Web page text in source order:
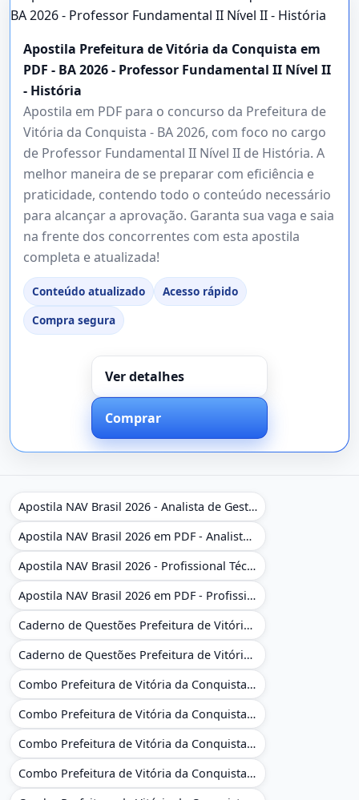
Apostila Prefeitura de Vitória da Conquista em
PDF - BA 2026 - Professor Fundamental II Nível II
- História
Apostila em PDF para o concurso da Prefeitura de
Vitória da Conquista - BA 2026, com foco no cargo
de Professor Fundamental II Nível II de História. A
melhor maneira de se preparar com eficiência e
praticidade, contendo todo o conteúdo necessário
para alcançar a aprovação. Garanta sua vaga e saia
na frente dos concorrentes com esta apostila
completa e atualizada!
Conteúdo atualizado
Acesso rápido
Compra segura
Ver detalhes
Comprar
Apostila NAV Brasil 2026 - Analista de Gestão
Apostila NAV Brasil 2026 em PDF - Analista de Gestão
Apostila NAV Brasil 2026 - Profissional Técnico de Navegação Aérea - Operador de Torre de Controle
Apostila NAV Brasil 2026 em PDF - Profissional Técnico de Navegação Aérea - Operador de Torre de Controle
Caderno de Questões Prefeitura de Vitória da Conquista - BA - Conhecimentos Gerais - 450 Questões Gabaritadas
Caderno de Questões Prefeitura de Vitória da Conquista em PDF - BA - Conhecimentos Gerais - 450 Questões Gabaritadas
Combo Prefeitura de Vitória da Conquista - BA 2026 - Monitor Escolar (Educação Infantil e Cobertura das AC'S)
Combo Prefeitura de Vitória da Conquista - BA 2026 - Monitor Escolar (Educação Infantil e Cobertura das AC'S)
Combo Prefeitura de Vitória da Conquista - BA 2026 - Monitor Escolar (Suporte às Crianças com Deficiência)
Combo Prefeitura de Vitória da Conquista - BA 2026 - Monitor Escolar (Suporte às Crianças com Deficiência)